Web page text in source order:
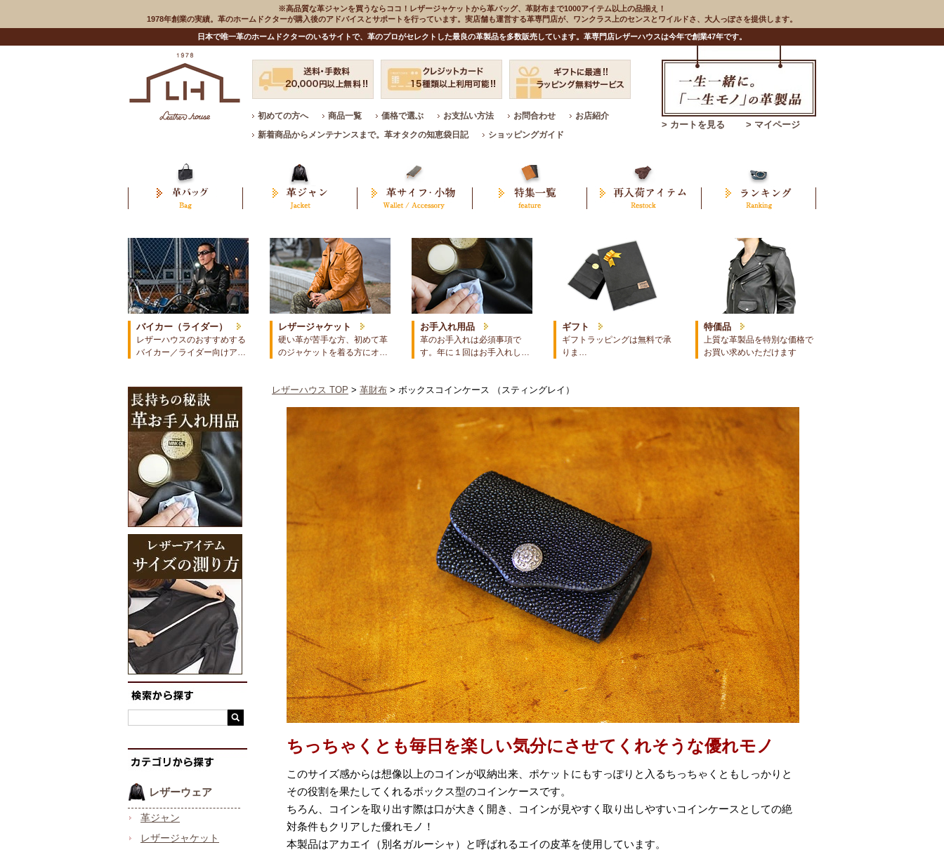
※高品質な革ジャンを買うならココ！レザージャケットから革バッグ、革財布まで1000アイテム以上の品揃え！
1978年創業の実績。革のホームドクターが購入後のアドバイスとサポートを行っています。実店舗も運営する革専門店が、ワンクラス上のセンスとワイルドさ、大人っぽさを提供します。
日本で唯一革のホームドクターのいるサイトで、革のプロがセレクトした最良の革製品を多数販売しています。革専門店レザーハウスは今年で創業47年です。
初めての方へ 商品一覧 価格で選ぶ お支払い方法 お問合わせ
お店紹介
新着商品からメンテナンスまで。革オタクの知恵袋日記
ショッピングガイド
> カートを見る > マイページ
バイカー（ライダー）
レザーハウスのおすすめする
バイカー／ライダー向けア…
レザージャケット
硬い革が苦手な方、初めて革
のジャケットを着る方にオ…
お手入れ用品
革のお手入れは必須事項で
す。年に１回はお手入れし…
ギフト
ギフトラッピングは無料で承
りま…
特価品
上質な革製品を特別な価格で
お買い求めいただけます
レザーウェア
革ジャン
レザージャケット
レザーハウス TOP > 革財布 > ボックスコインケース （スティングレイ）
ちっちゃくとも毎日を楽しい気分にさせてくれそうな優れモノ
このサイズ感からは想像以上のコインが収納出来、ポケットにもすっぽりと入るちっちゃくともしっかりと
その役割を果たしてくれるボックス型のコインケースです。
ちろん、コインを取り出す際は口が大きく開き、コインが見やすく取り出しやすいコインケースとしての絶
対条件もクリアした優れモノ！
本製品はアカエイ（別名ガルーシャ）と呼ばれるエイの皮革を使用しています。